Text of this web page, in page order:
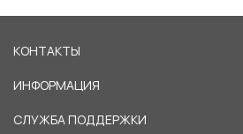
КОНТАКТЫ
ИНФОРМАЦИЯ
СЛУЖБА ПОДДЕРЖКИ